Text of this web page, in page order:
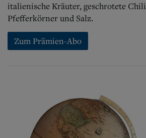
italienische Kräuter, geschrotete
Pfefferkörner und Salz.
Zum Prämien-Abo